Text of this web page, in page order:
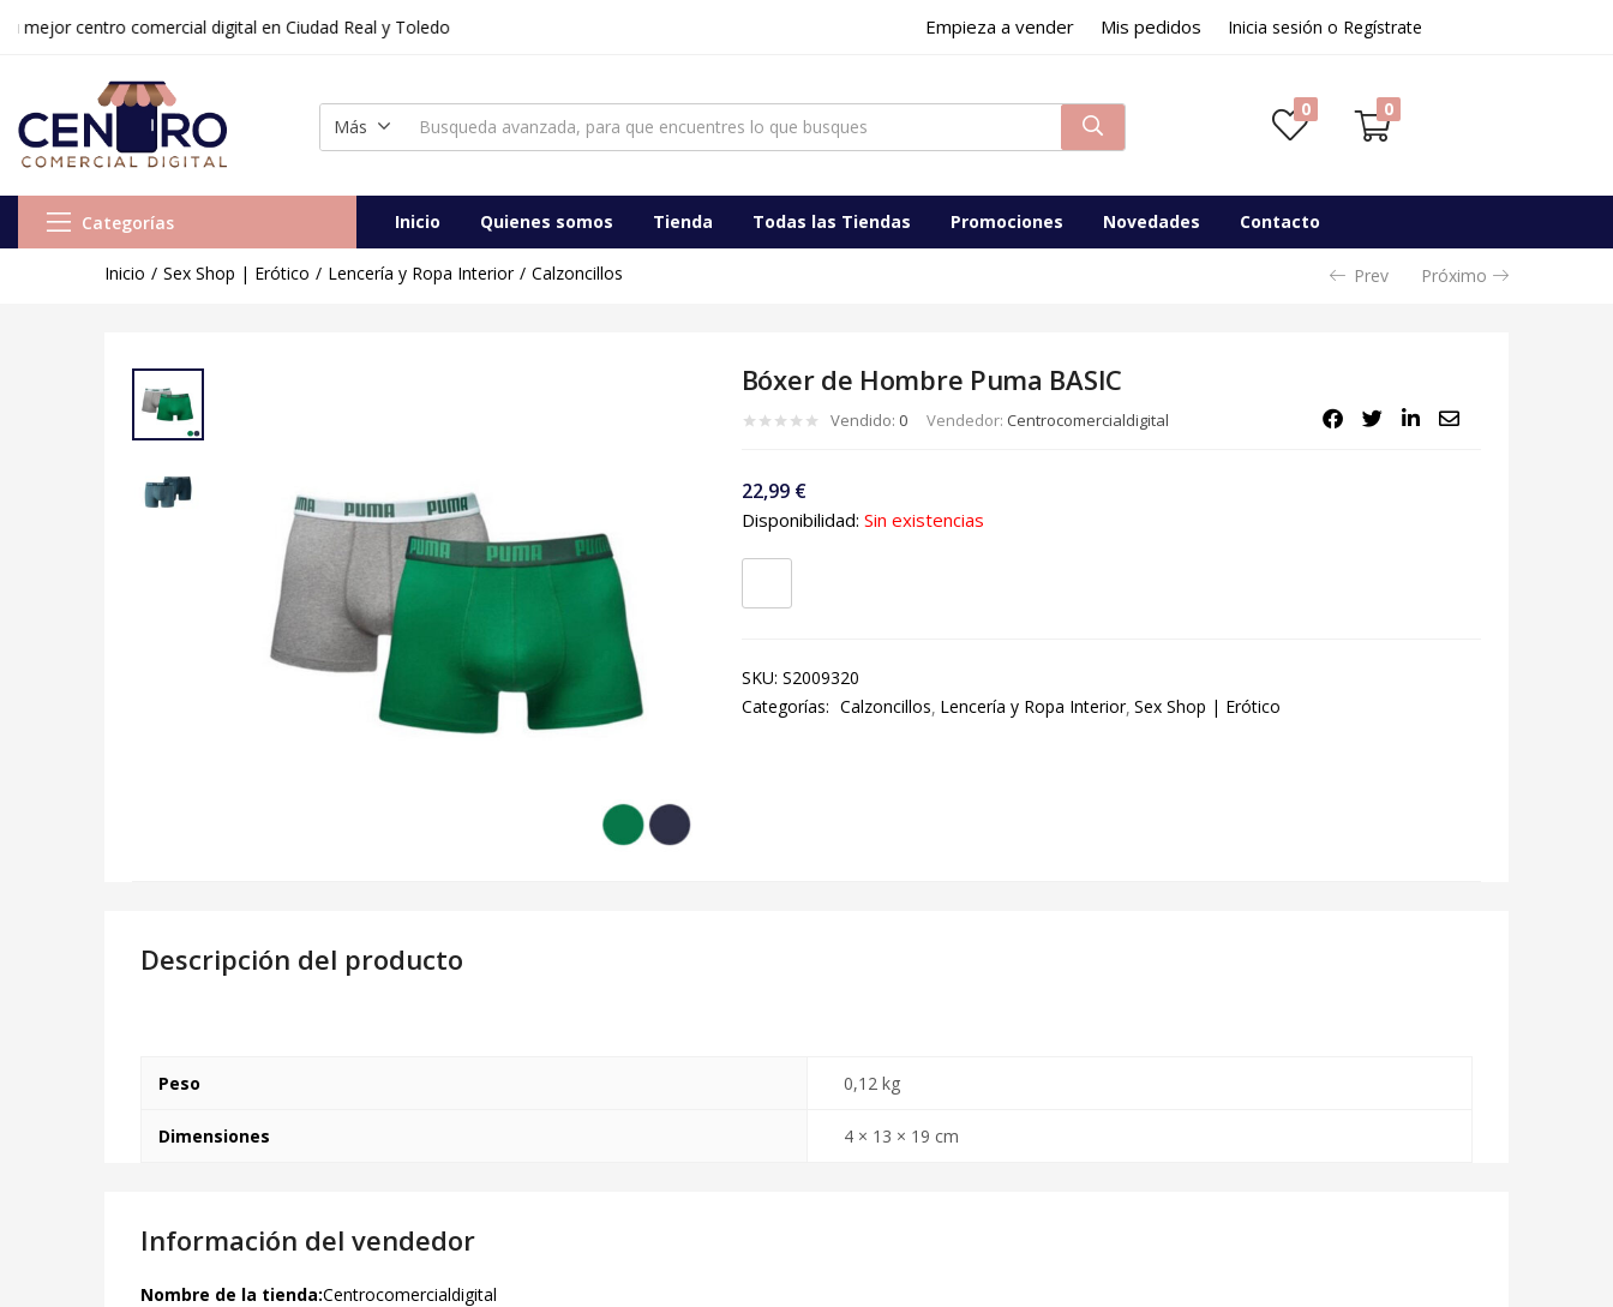
centro comercial digital en Ciudad Real y Toledo Empieza a vender Mis pedidos Inicia sesión o Regístrate
Más
0 0
Categorías Inicio Quienes somos Tienda Todas las Tiendas Promociones Novedades Contacto
Inicio Sex Shop | Erótico Lencería y Ropa Interior Calzoncillos Prev Próximo
Bóxer de Hombre Puma BASIC
Bóxer de Hombre Puma BASIC
Vendido: 0 Vendedor: Centrocomercialdigital
22,99 €
Disponibilidad: Sin existencias
SKU: S2009320
Categorías: Calzoncillos Lencería y Ropa Interior Sex Shop | Erótico
Descripción del producto
Peso 0,12 kg
Dimensiones 4 × 13 × 19 cm
Información del vendedor
Nombre de la tienda:Centrocomercialdigital